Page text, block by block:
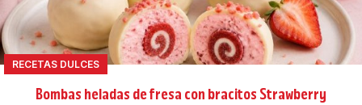
RECETAS DULCES
Bombas heladas de fresa con bracitos Strawberry